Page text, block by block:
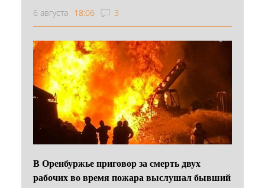
6 августа 18:06 3
В Оренбуржье приговор за смерть двух
рабочих во время пожара выслушал бывший